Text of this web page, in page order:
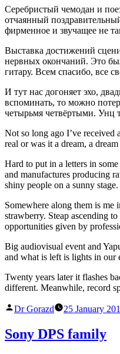
Серебристый чемодан и
отчаянный
фирменное и звучащее не
Выставка достижений
нервных окончаний. Это
гитару. Всем спасибо, все
И тут нас догоняет эхо,
вспоминать, то можно
четырьмя четвёртыми.
Not so long ago I’ve received
real or was it a dream, a
Hard to put in a letters in
and manufactures producing
shiny people on a sunny
Somewhere along them is
strawberry. Steap ascending
opportunities given by
Big audiovisual event and
and what is left is lights in our
Twenty years later it flashes
different. Meanwhile, record
Posted
Dr Gorazd 25 January
Sony DPS family